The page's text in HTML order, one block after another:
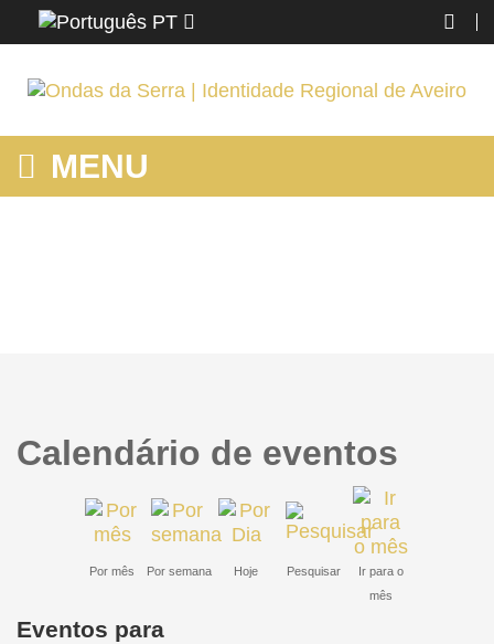
PT
MENU
Calendário de eventos
Por mês Por semana Hoje Pesquisar
Ir para o
mês
Eventos para